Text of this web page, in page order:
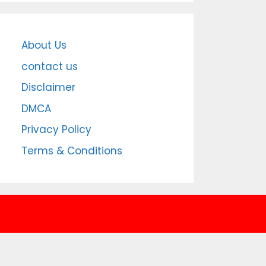
About Us
contact us
Disclaimer
DMCA
Privacy Policy
Terms & Conditions